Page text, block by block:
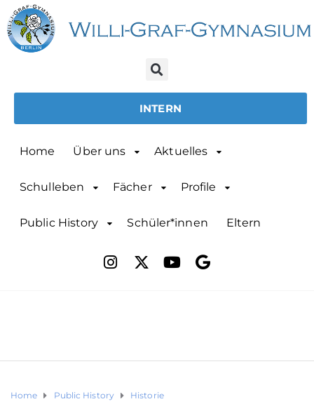
INTERN
Home Über uns Aktuelles
Schulleben Fächer Profile
Public History Schüler*innen Eltern
Home Public History Historie